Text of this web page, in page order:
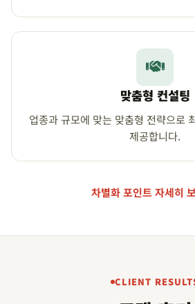
맞춤형 컨설팅
업종과 규모에 맞는 맞춤형 전략으로
제공합니다.
차별화 포인트 자세히
CLIENT